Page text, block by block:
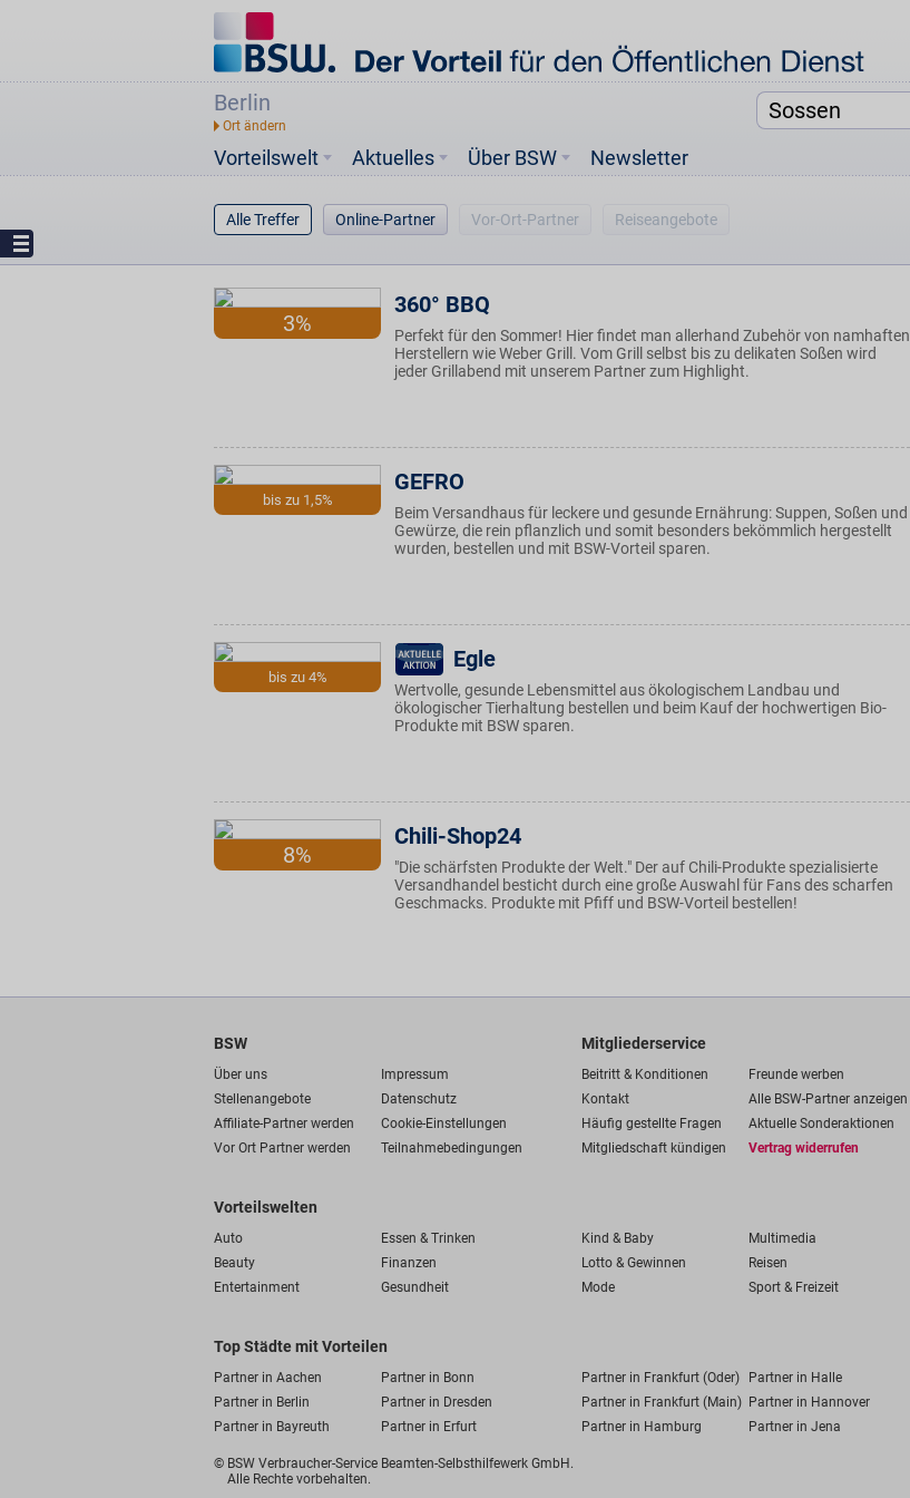
Berlin
Vorteilswelt Aktuelles Über BSW Newsletter
Alle Treffer Online-Partner Vor-Ort-Partner Reiseangebote
3%
360° BBQ
Perfekt für den Sommer! Hier findet man allerhand Zubehör von namhaften
Herstellern wie Weber Grill. Vom Grill selbst bis zu delikaten Soßen wird
jeder Grillabend mit unserem Partner zum Highlight.
bis zu 1,5%
GEFRO
Beim Versandhaus für leckere und gesunde Ernährung: Suppen, Soßen und
Gewürze, die rein pflanzlich und somit besonders bekömmlich hergestellt
wurden, bestellen und mit BSW-Vorteil sparen.
bis zu 4%
Egle
Wertvolle, gesunde Lebensmittel aus ökologischem Landbau und
ökologischer Tierhaltung bestellen und beim Kauf der hochwertigen Bio-
Produkte mit BSW sparen.
8%
Chili-Shop24
"Die schärfsten Produkte der Welt." Der auf Chili-Produkte spezialisierte
Versandhandel besticht durch eine große Auswahl für Fans des scharfen
Geschmacks. Produkte mit Pfiff und BSW-Vorteil bestellen!
BSW
Über uns
Impressum
Stellenangebote
Datenschutz
Affiliate-Partner werden
Cookie-Einstellungen
Vor Ort Partner werden
Teilnahmebedingungen
Mitgliederservice
Beitritt & Konditionen
Freunde werben
Kontakt
Alle BSW-Partner anzeigen
Häufig gestellte Fragen
Aktuelle Sonderaktionen
Mitgliedschaft kündigen
Vertrag widerrufen
Vorteilswelten
Auto Essen & Trinken Kind & Baby
Multimedia
Beauty
Finanzen Lotto & Gewinnen
Reisen
Entertainment
Gesundheit Mode Sport & Freizeit
Top Städte mit Vorteilen
Partner in Aachen Partner in Bonn Partner in Frankfurt (Oder) Partner in Halle
Partner in Berlin
Partner in Dresden Partner in Frankfurt (Main) Partner in Hannover
Partner in Bayreuth
Partner in Erfurt Partner in Hamburg Partner in Jena
© BSW Verbraucher-Service Beamten-Selbsthilfewerk GmbH.
Alle Rechte vorbehalten.